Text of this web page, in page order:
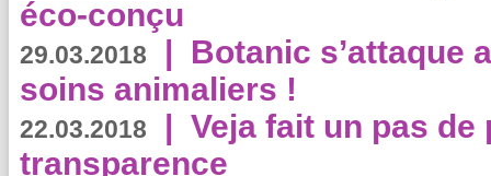
éco-conçu
29.03.2018 | Botanic s’attaque
soins animaliers !
22.03.2018 | Veja fait un pas de
transparence